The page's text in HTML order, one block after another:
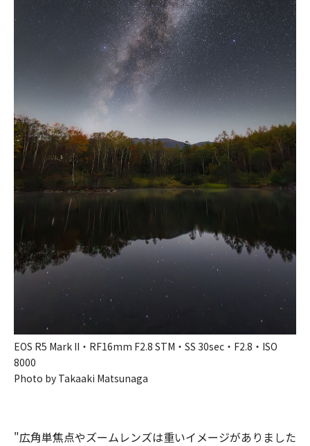
EOS R5 Mark II・RF16mm F2.8 STM・SS 30sec・F2.8・ISO
8000
Photo by Takaaki Matsunaga
"広角単焦点や​ズームレンズは​重いイメージが​ありました